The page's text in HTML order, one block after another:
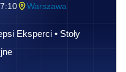
Warszawa
Eksperci • Stoły